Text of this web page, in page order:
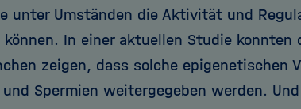
unter Umständen die Aktivität und
In einer aktuellen Studie konnten
zeigen, dass solche epigenetischen
und Spermien weitergegeben werden.